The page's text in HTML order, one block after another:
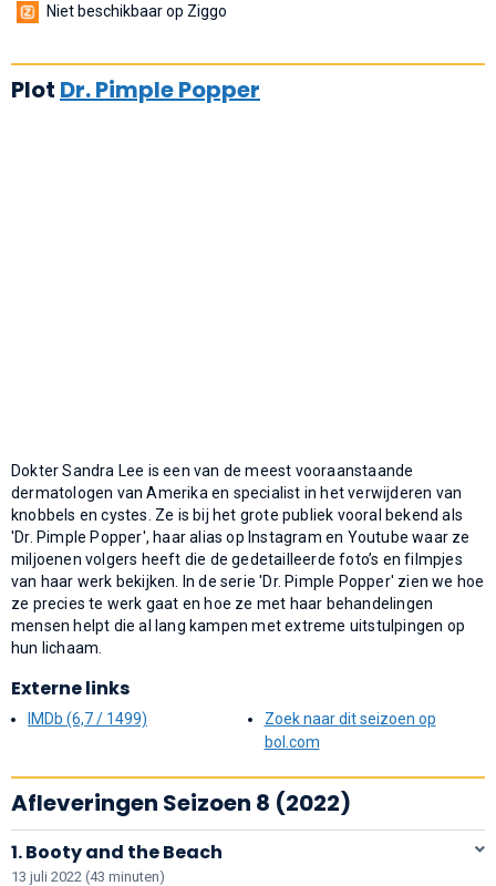
Niet beschikbaar op Ziggo
Plot Dr. Pimple Popper
Dokter Sandra Lee is een van de meest vooraanstaande
dermatologen van Amerika en specialist in het verwijderen van
knobbels en cystes. Ze is bij het grote publiek vooral bekend als
'Dr. Pimple Popper', haar alias op Instagram en Youtube waar ze
miljoenen volgers heeft die de gedetailleerde foto’s en filmpjes
van haar werk bekijken. In de serie 'Dr. Pimple Popper' zien we hoe
ze precies te werk gaat en hoe ze met haar behandelingen
mensen helpt die al lang kampen met extreme uitstulpingen op
hun lichaam.
Externe links
IMDb (6,7 / 1499)
Zoek naar dit seizoen op
bol.com
Afleveringen Seizoen 8 (2022)
1. Booty and the Beach
13 juli 2022 (43 minuten)